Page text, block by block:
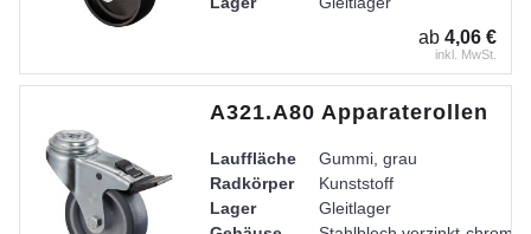
Stahlblech verzinkt-
ab 4,06 €
inkl. MwSt.
A321.A80 Apparaterollen
Lauffläche
Gummi, grau
Radkörper
Kunststoff
Lager
Gleitlager